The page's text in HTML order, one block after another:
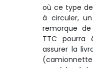
où ce type
à circuler,
remorque
TTC pourra
assurer la